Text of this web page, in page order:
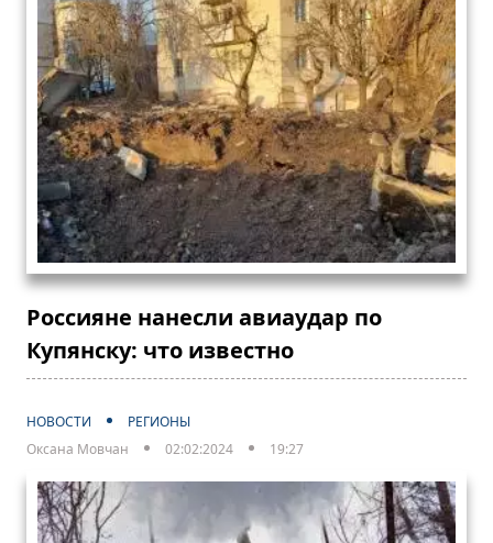
Россияне нанесли авиаудар по
Купянску: что известно
НОВОСТИ
РЕГИОНЫ
Оксана Мовчан
02:02:2024 19:27